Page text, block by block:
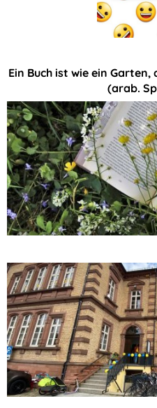
Ein Buch ist wie ein
(arab.